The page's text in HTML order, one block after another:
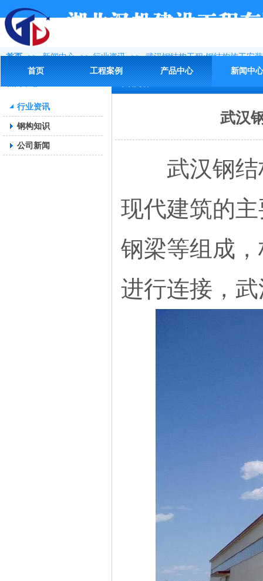
首页 工程案例 产品中心 新闻中心
首页 >> 新闻中心 >> 行业资讯 >> 武汉钢结构工程:钢结构施工安
新闻中心
行业资讯
钢构知识
公司新闻
详细内容
武汉
武汉钢结构
现代建筑的
钢梁等组成
进行连接，